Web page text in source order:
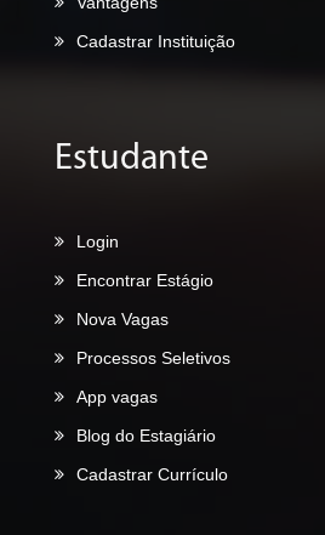
Cadastrar Instituição
Estudante
Login
Encontrar Estágio
Nova Vagas
Processos Seletivos
App vagas
Blog do Estagiário
Cadastrar Currículo